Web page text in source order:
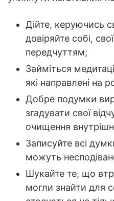
Дійте, керуючись
довіряйте собі,
передчуттям;
Займіться
які направлені на
Добре подумки
згадувати свої
очищення
Записуйте всі
можуть
Шукайте те, що
могли знайти для